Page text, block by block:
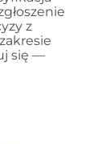
z
się —